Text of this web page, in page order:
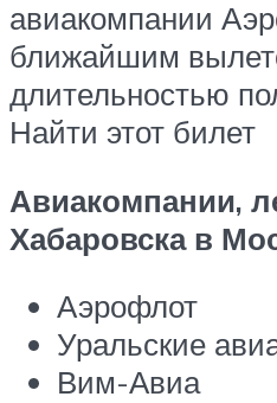
авиакомпании
ближайшим
длительностью
Найти этот билет
Авиакомпании,
Хабаровска в
Аэрофлот
Уральские
Вим-Авиа